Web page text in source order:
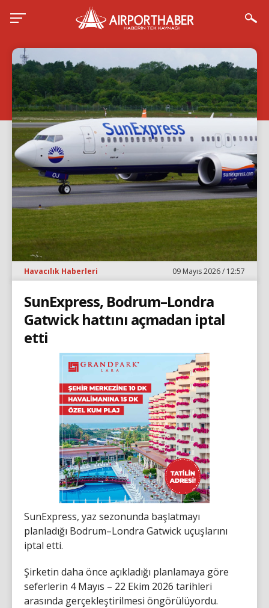
Havacılık Haberleri 09 Mayıs 2026 / 12:57
SunExpress, Bodrum–Londra
Gatwick hattını açmadan iptal
etti
SunExpress, yaz sezonunda başlatmayı
planladığı Bodrum–Londra Gatwick uçuşlarını
iptal etti.
Şirketin daha önce açıkladığı planlamaya göre
seferlerin 4 Mayıs – 22 Ekim 2026 tarihleri
arasında gerçekleştirilmesi öngörülüyordu.